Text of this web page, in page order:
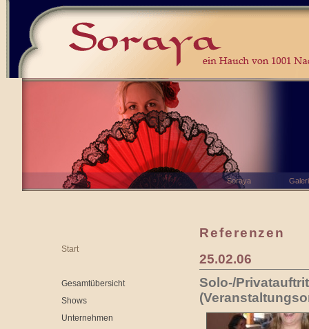
Start
Gesamtübersicht
Shows
Unternehmen
Referenzen
25.02.06
Solo-/
Soraya